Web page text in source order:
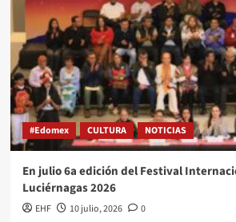
#Edomex CULTURA NOTICIAS
En julio 6a edición del Festival
Luciérnagas 2026
EHF 10 julio, 2026 0